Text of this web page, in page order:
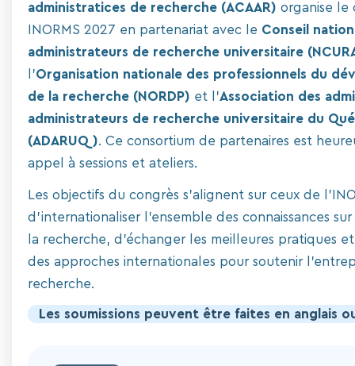
administratices de recherche (ACAAR) organise le
INORMS 2027 en partenariat avec le Conseil
administrateurs de recherche universitaire
l'Organisation nationale des professionnels du
de la recherche (NORDP) et l'Association des
administrateurs de recherche universitaire du
(ADARUQ). Ce consortium de partenaires est
appel à sessions et ateliers.
Les objectifs du congrès s'alignent sur ceux de
d'internationaliser l'ensemble des connaissances
la recherche, d'échanger les meilleures pratiques
des approches internationales pour soutenir
recherche.
Les soumissions peuvent être faites en anglais